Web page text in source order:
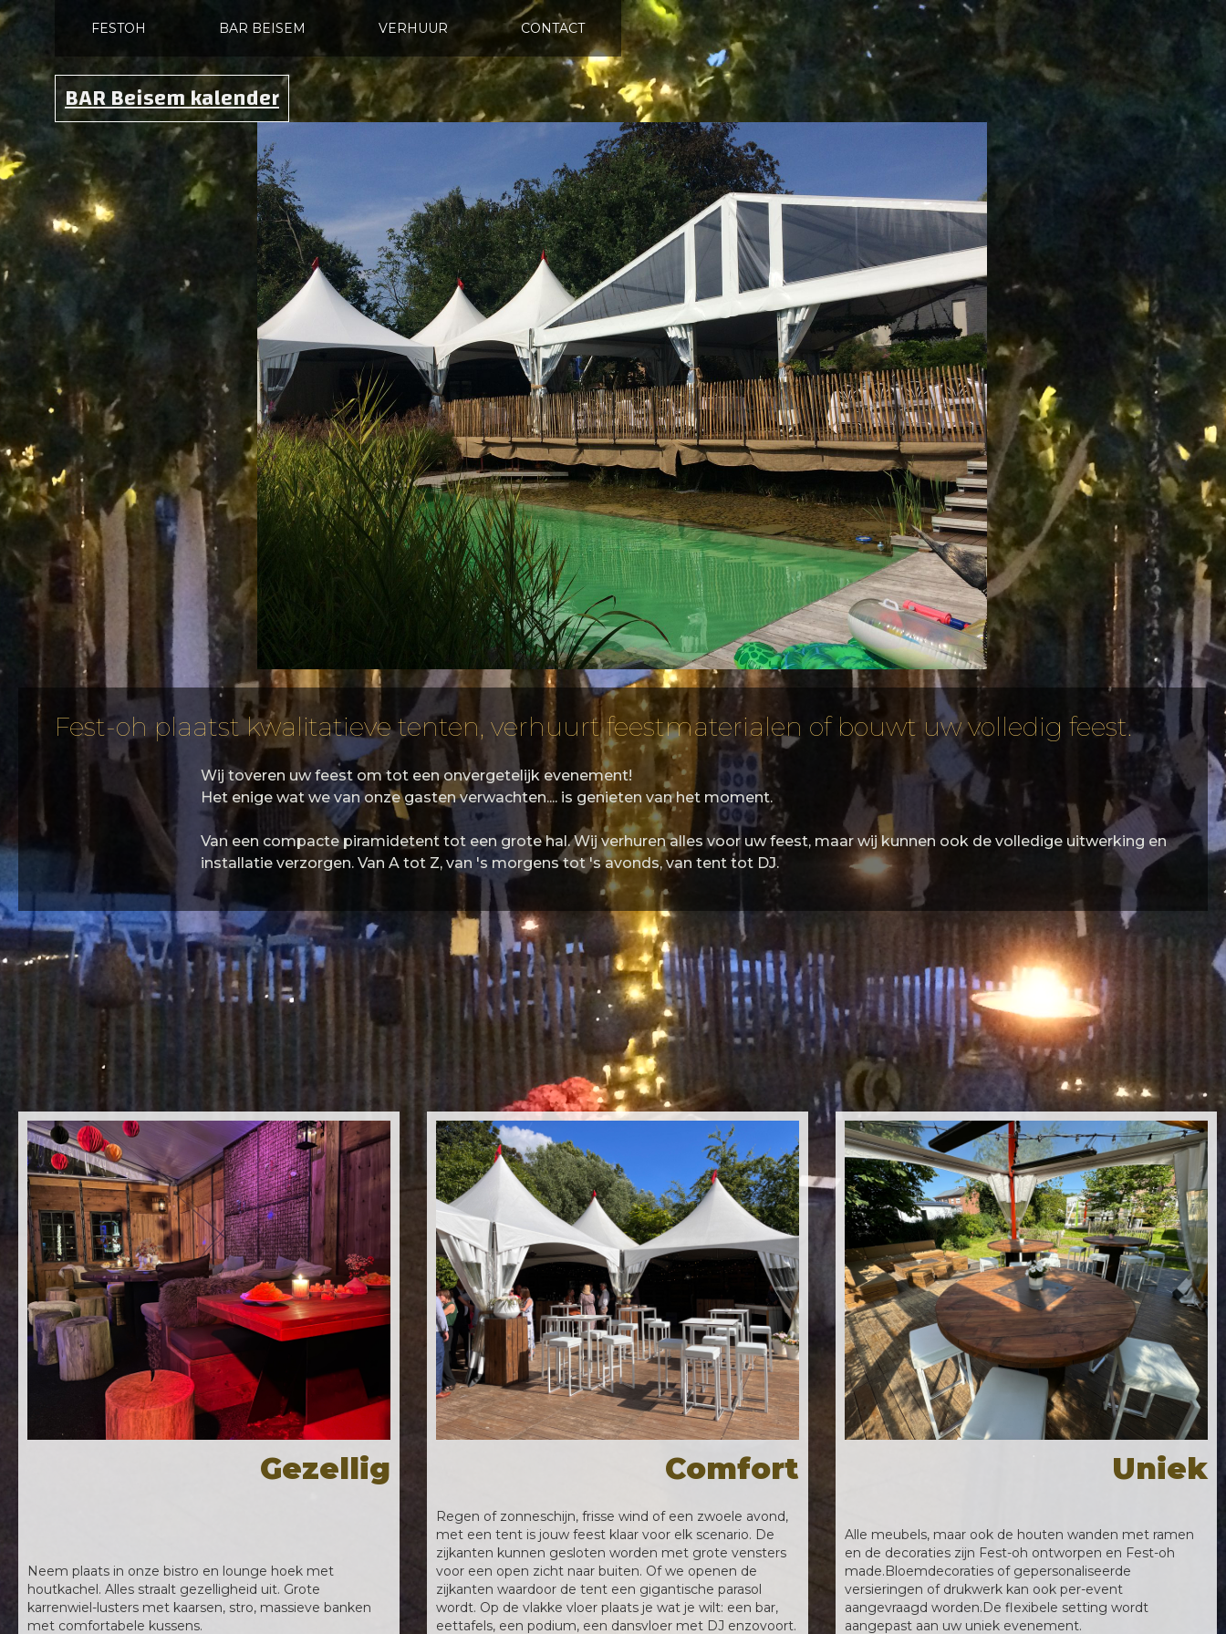
FESTOH BAR BEISEM VERHUUR CONTACT
BAR Beisem kalender
Fest-oh plaatst kwalitatieve tenten, verhuurt feestmaterialen of bouwt uw volledig feest.
Wij toveren uw feest om tot een onvergetelijk evenement!
Het enige wat we van onze gasten verwachten.... is genieten van het moment.
Van een compacte piramidetent tot een grote hal. Wij verhuren alles voor uw feest, maar wij kunnen ook de volledige uitwerking en
installatie verzorgen. Van A tot Z, van 's morgens tot 's avonds, van tent tot DJ.
Gezellig
Neem plaats in onze bistro en lounge hoek met
houtkachel. Alles straalt gezelligheid uit. Grote
karrenwiel-lusters met kaarsen, stro, massieve banken
met comfortabele kussens.
Comfort
Regen of zonneschijn, frisse wind of een zwoele avond,
met een tent is jouw feest klaar voor elk scenario. De
zijkanten kunnen gesloten worden met grote vensters
voor een open zicht naar buiten. Of we openen de
zijkanten waardoor de tent een gigantische parasol
wordt. Op de vlakke vloer plaats je wat je wilt: een bar,
eettafels, een podium, een dansvloer met DJ enzovoort.
Uniek
Alle meubels, maar ook de houten wanden met ramen
en de decoraties zijn Fest-oh ontworpen en Fest-oh
made.Bloemdecoraties of gepersonaliseerde
versieringen of drukwerk kan ook per-event
aangevraagd worden.De flexibele setting wordt
aangepast aan uw uniek evenement.